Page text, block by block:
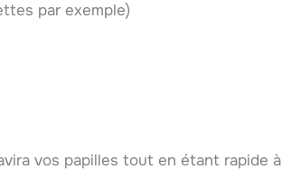
par exemple)
vos papilles tout en étant rapide à